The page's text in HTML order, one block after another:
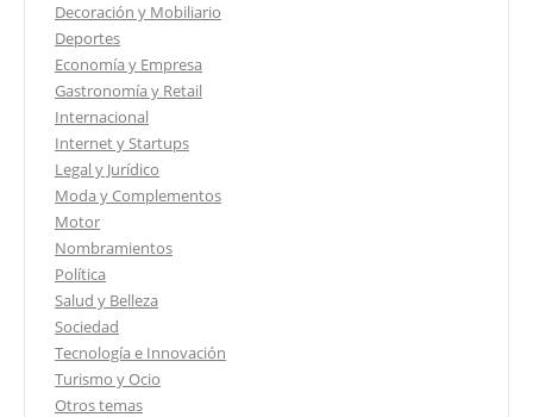
Decoración y Mobiliario
Deportes
Economía y Empresa
Gastronomía y Retail
Internacional
Internet y Startups
Legal y Jurídico
Moda y Complementos
Motor
Nombramientos
Política
Salud y Belleza
Sociedad
Tecnología e Innovación
Turismo y Ocio
Otros temas